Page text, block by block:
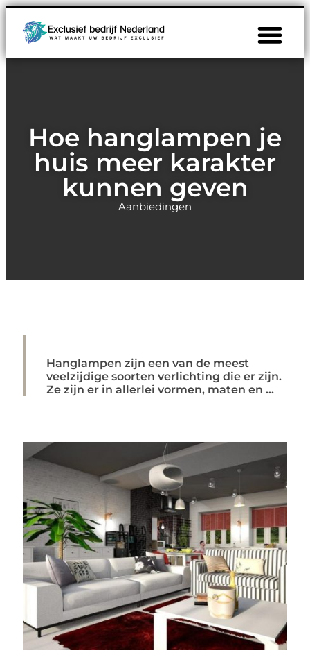
Hoe hanglampen je
huis meer karakter
kunnen geven
Aanbiedingen
Hanglampen zijn een van de meest
veelzijdige soorten verlichting die er zijn.
Ze zijn er in allerlei vormen, maten en ...